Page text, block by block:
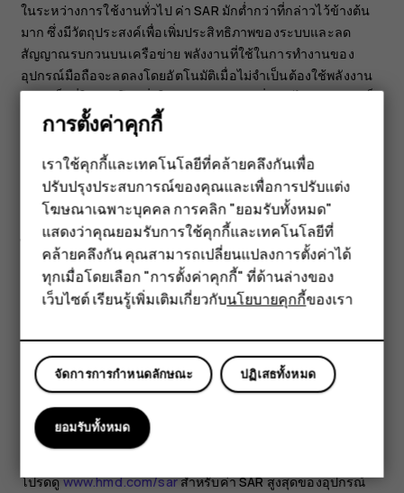
สมาร์ทโฟน
ฟีเจอร์โฟน
อุปกรณ์เสริม
แท็บเล็ต
ในระหว่างการใช้งานทั่วไป ค่า SAR มักต่ำกว่าที่กล่าวไว้ข้างต้น
มาก ซึ่งมีวัตถุประสงค์เพื่อเพิ่มประสิทธิภาพของระบบและลด
สัญญาณรบกวนบนเครือข่าย พลังงานที่ใช้ในการทำงานของ
อุปกรณ์มือถือจะลดลงโดยอัตโนมัติเมื่อไม่จำเป็นต้องใช้พลังงาน
อย่างเต็มที่ในการโทร ยิ่งใช้พลังงานส่งออกต่ำเท่าไหร่ ค่า SAR ก็
จะยิ่งต่ำลง
ค่าดังกล่าวอาจแตกต่างกันไปในโทรศัพท์รุ่นต่างๆ และอาจมี
มากกว่าค่าเดียว เมื่อเวลาผ่านไป ส่วนประกอบและการออกแบบ
อาจมีการเปลี่ยนแปลง และการเปลี่ยนแปลงบางอย่างอาจส่งผลก
ระทบต่อค่า SAR
www.sar-tick.com
เพื่อดูข้อมูลเพิ่มเติม โปรดทราบว่า
อุปกรณ์เคลื่อนที่อาจส่งสัญญาณแม้ในขณะที่คุณไม่ได้โทรออก
องค์การอนามัยโลก (WHO) กล่าวว่าข้อมูลทางวิทยาศาสตร์
อุปกรณ์มือถือ หากคุณต้องการลดการรับคลื่นลง องค์การอนามัย
โลกแนะนำให้คุณจำกัดการใช้งานหรือใช้ชุดแฮนด์ฟรีเพื่อให้
อุปกรณ์ดังกล่าวอยู่ห่างจากศีรษะและร่างกาย สำหรับข้อมูลเพิ่ม
เติม คำอธิบาย และการอภิปรายเกี่ยวกับการได้รับ RF โปรดไปที่
เว็บไซต์ของ WHO ที่
www.who.int/health-
topics/electromagnetic-fields#tab=tab_1
โปรดดูwww.hmd.com/sarสำหรับค่า SAR สูงสุดของอุปกรณ์
การตั้งค่าคุกกี้
เราใช้คุกกี้และเทคโนโลยีที่คล้ายคลึงกันเพื่อ
ปรับปรุงประสบการณ์ของคุณและเพื่อการปรับแต่ง
โฆษณาเฉพาะบุคคล การคลิก "ยอมรับทั้งหมด"
แสดงว่าคุณยอมรับการใช้คุกกี้และเทคโนโลยีที่
คล้ายคลึงกัน คุณสามารถเปลี่ยนแปลงการตั้งค่าได้
ทุกเมื่อโดยเลือก "การตั้งค่าคุกกี้" ที่ด้านล่างของ
เว็บไซต์ เรียนรู้เพิ่มเติมเกี่ยวกับนโยบายคุกกี้ของเรา
ปฏิเสธทั้งหมด
จัดการการกำหนดลักษณะ
ยอมรับทั้งหมด